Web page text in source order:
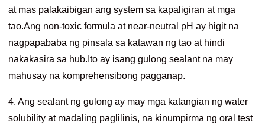
at mas palakaibigan ang system sa kapaligiran at mga
tao.Ang non-toxic formula at near-neutral pH ay higit na
nagpapababa ng pinsala sa katawan ng tao at hindi
nakakasira sa hub.Ito ay isang gulong sealant na may
mahusay na komprehensibong pagganap.
4. Ang sealant ng gulong ay may mga katangian ng water
solubility at madaling paglilinis, na kinumpirma ng oral test